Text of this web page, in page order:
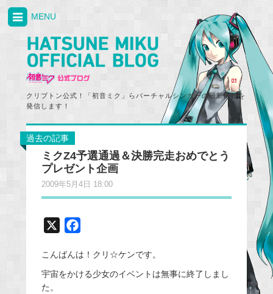
クリプトン公式！「初音ミク」らバーチャルシンガーの最新情報を
発信します！
MENU
過去の記事
ミクZ4予選通過＆決勝完走おめでとう
プレゼント企画
2009年5月4日 18:00
c
e
こんばんは！クリ☆ケンです。
宇宙をかける少女のイベントは無事に終了しまし
た。